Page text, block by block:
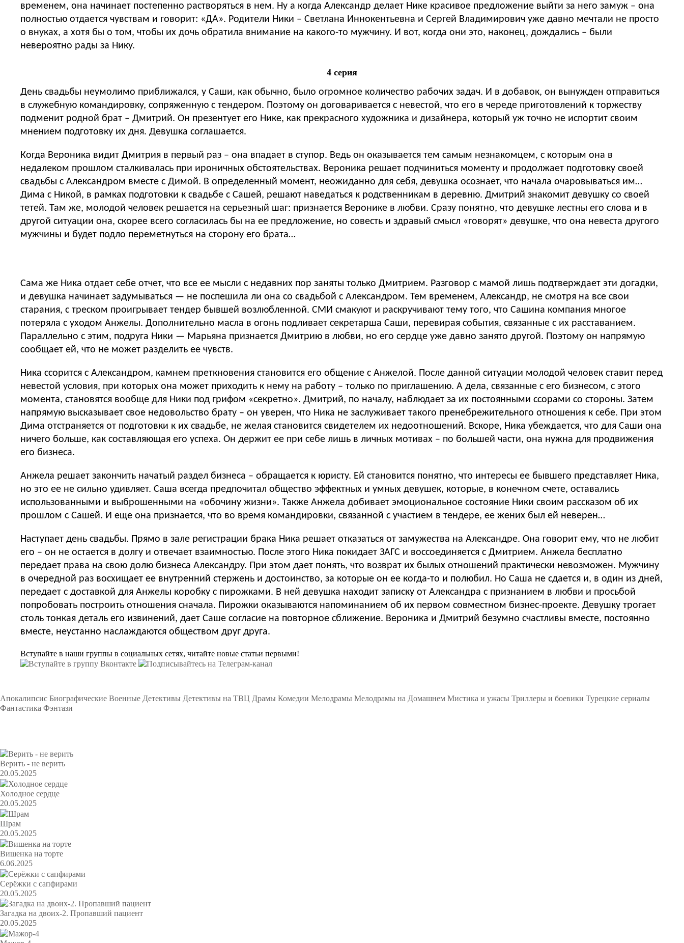
временем, она начинает постепенно растворяться в нем. Ну а когда Александр делает Нике красивое предложение выйти за него замуж – она
полностью отдается чувствам и говорит: «ДА». Родители Ники – Светлана Иннокентьевна и Сергей Владимирович уже давно мечтали не просто
о внуках, а хотя бы о том, чтобы их дочь обратила внимание на какого-то мужчину. И вот, когда они это, наконец, дождались – были
невероятно рады за Нику.
4 серия
День свадьбы неумолимо приближался, у Саши, как обычно, было огромное количество рабочих задач. И в добавок, он вынужден отправиться
в служебную командировку, сопряженную с тендером. Поэтому он договаривается с невестой, что его в череде приготовлений к торжеству
подменит родной брат – Дмитрий. Он презентует его Нике, как прекрасного художника и дизайнера, который уж точно не испортит своим
мнением подготовку их дня. Девушка соглашается.
Когда Вероника видит Дмитрия в первый раз – она впадает в ступор. Ведь он оказывается тем самым незнакомцем, с которым она в
недалеком прошлом сталкивалась при ироничных обстоятельствах. Вероника решает подчиниться моменту и продолжает подготовку своей
свадьбы с Александром вместе с Димой. В определенный момент, неожиданно для себя, девушка осознает, что начала очаровываться им…
Дима с Никой, в рамках подготовки к свадьбе с Сашей, решают наведаться к родственникам в деревню. Дмитрий знакомит девушку со своей
тетей. Там же, молодой человек решается на серьезный шаг: признается Веронике в любви. Сразу понятно, что девушке лестны его слова и в
другой ситуации она, скорее всего согласилась бы на ее предложение, но совесть и здравый смысл «говорят» девушке, что она невеста другого
мужчины и будет подло переметнуться на сторону его брата…
Сама же Ника отдает себе отчет, что все ее мысли с недавних пор заняты только Дмитрием. Разговор с мамой лишь подтверждает эти догадки,
и девушка начинает задумываться — не поспешила ли она со свадьбой с Александром. Тем временем, Александр, не смотря на все свои
старания, с треском проигрывает тендер бывшей возлюбленной. СМИ смакуют и раскручивают тему того, что Сашина компания многое
потеряла с уходом Анжелы. Дополнительно масла в огонь подливает секретарша Саши, перевирая события, связанные с их расставанием.
Параллельно с этим, подруга Ники — Марьяна признается Дмитрию в любви, но его сердце уже давно занято другой. Поэтому он напрямую
сообщает ей, что не может разделить ее чувств.
Ника ссорится с Александром, камнем преткновения становится его общение с Анжелой. После данной ситуации молодой человек ставит перед
невестой условия, при которых она может приходить к нему на работу – только по приглашению. А дела, связанные с его бизнесом, с этого
момента, становятся вообще для Ники под грифом «секретно». Дмитрий, по началу, наблюдает за их постоянными ссорами со стороны. Затем
напрямую высказывает свое недовольство брату – он уверен, что Ника не заслуживает такого пренебрежительного отношения к себе. При этом
Дима отстраняется от подготовки к их свадьбе, не желая становится свидетелем их недоотношений. Вскоре, Ника убеждается, что для Саши она
ничего больше, как составляющая его успеха. Он держит ее при себе лишь в личных мотивах – по большей части, она нужна для продвижения
его бизнеса.
Анжела решает закончить начатый раздел бизнеса – обращается к юристу. Ей становится понятно, что интересы ее бывшего представляет Ника,
но это ее не сильно удивляет. Саша всегда предпочитал общество эффектных и умных девушек, которые, в конечном счете, оставались
использованными и выброшенными на «обочину жизни». Также Анжела добивает эмоциональное состояние Ники своим рассказом об их
прошлом с Сашей. И еще она признается, что во время командировки, связанной с участием в тендере, ее жених был ей неверен…
Наступает день свадьбы. Прямо в зале регистрации брака Ника решает отказаться от замужества на Александре. Она говорит ему, что не любит
его – он не остается в долгу и отвечает взаимностью. После этого Ника покидает ЗАГС и воссоединяется с Дмитрием. Анжела бесплатно
передает права на свою долю бизнеса Александру. При этом дает понять, что возврат их былых отношений практически невозможен. Мужчину
в очередной раз восхищает ее внутренний стержень и достоинство, за которые он ее когда-то и полюбил. Но Саша не сдается и, в один из дней,
передает с доставкой для Анжелы коробку с пирожками. В ней девушка находит записку от Александра с признанием в любви и просьбой
попробовать построить отношения сначала. Пирожки оказываются напоминанием об их первом совместном бизнес-проекте. Девушку трогает
столь тонкая деталь его извинений, дает Саше согласие на повторное сближение. Вероника и Дмитрий безумно счастливы вместе, постоянно
вместе, неустанно наслаждаются обществом друг друга.
Вступайте в наши группы в социальных сетях, читайте новые статьи первыми!
Апокалипсис Биографические Военные Детективы Детективы на ТВЦ Драмы Комедии Мелодрамы Мелодрамы на Домашнем Мистика и ужасы Триллеры и боевики Турецкие сериалы
Фантастика Фэнтази
Верить - не верить
20.05.2025
Холодное сердце
20.05.2025
Шрам
20.05.2025
Вишенка на торте
6.06.2025
Серёжки с сапфирами
20.05.2025
Загадка на двоих-2. Пропавший пациент
20.05.2025